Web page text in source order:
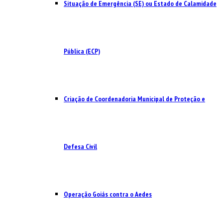
Situação de Emergência (SE) ou Estado de Calamidade
Pública (ECP)
Criação de Coordenadoria Municipal de Proteção e
Defesa Civil
Operação Goiás contra o Aedes